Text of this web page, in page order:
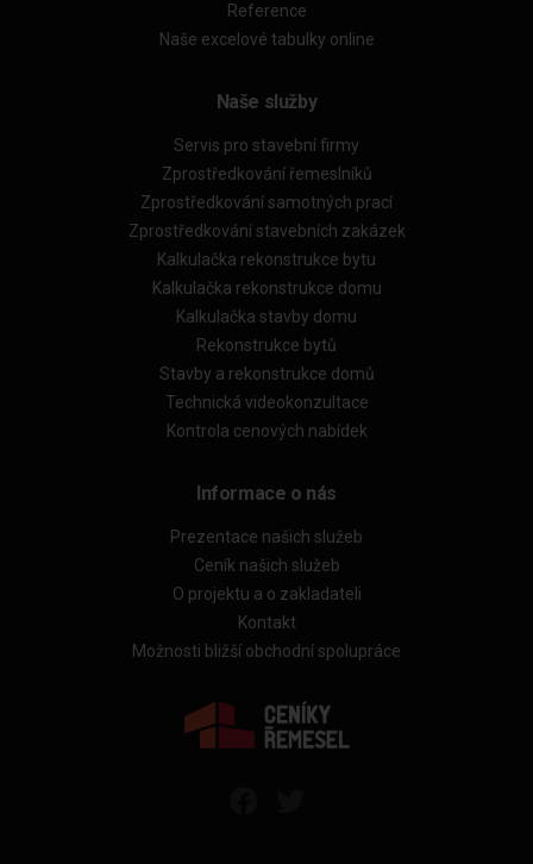
Reference
Naše excelové tabulky online
Naše služby
Servis pro stavební firmy
Zprostředkování řemeslníků
Zprostředkování samotných prací
Zprostředkování stavebních zakázek
Kalkulačka rekonstrukce bytu
Kalkulačka rekonstrukce domu
Kalkulačka stavby domu
Rekonstrukce bytů
Stavby a rekonstrukce domů
Technická videokonzultace
Kontrola cenových nabídek
Informace o nás
Prezentace našich služeb
Ceník našich služeb
O projektu a o zakladateli
Kontakt
Možnosti bližší obchodní spolupráce